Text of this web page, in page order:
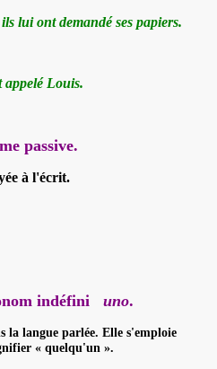
lui ont demandé ses papiers.
Louis.
passive.
à l'écrit.
indéfini uno.
la langue parlée. Elle s'emploie
« quelqu'un ».